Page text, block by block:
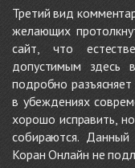
Третий вид
желающих
сайт, что
допустимым здесь
подробно
в убеждениях
хорошо исправить,
собираются.
Коран Онлайн не